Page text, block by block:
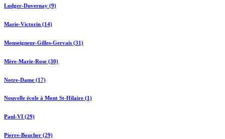
Ludger-Duvernay (9)
Marie-Victorin (14)
Monseigneur-Gilles-Gervais (31)
Mère-Marie-Rose (30)
Notre-Dame (17)
Nouvelle école à Mont St-Hilaire (1)
Paul-VI (29)
Pierre-Boucher (29)